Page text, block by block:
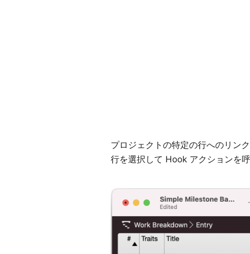
プロジェクトの特定の行へのリン
行を選択して Hook アクションを呼